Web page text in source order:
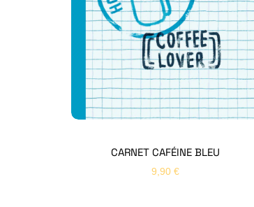
CARNET CAFÉINE BLEU
9,90 €